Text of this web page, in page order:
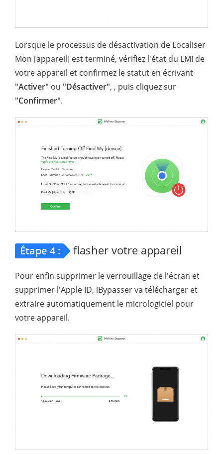
Lorsque le processus de désactivation de Localiser
Mon [appareil] est terminé, vérifiez l'état du LMI de
votre appareil et confirmez le statut en écrivant
"Activer" ou "Désactiver", , puis cliquez sur
"Confirmer".
Étape 4 : flasher votre appareil
Pour enfin supprimer le verrouillage de l'écran et
supprimer l'Apple ID, iBypasser va télécharger et
extraire automatiquement le micrologiciel pour
votre appareil.